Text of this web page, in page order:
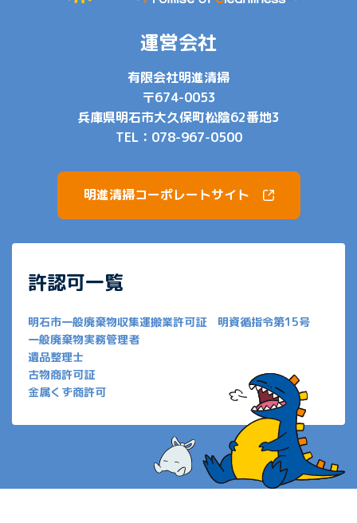
運営会社
有限会社明進清掃
〒674-0053
兵庫県明石市大久保町松陰62番地3
TEL： 078-967-0500
明進清掃コーポレートサイト
許認可一覧
明石市一般廃棄物収集運搬業許可証 明資循指令第15号
一般廃棄物実務管理者
遺品整理士
古物商許可証
金属くず商許可